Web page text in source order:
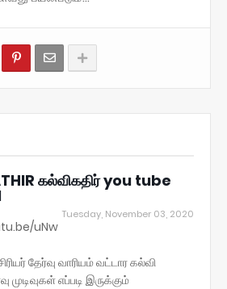
கல்விகதிர் you tube
Tuesday, November 03, 2020
uNw
தேர்வு வாரியம் வட்டார கல்வி
முடிவுகள் எப்படி இருக்கும்